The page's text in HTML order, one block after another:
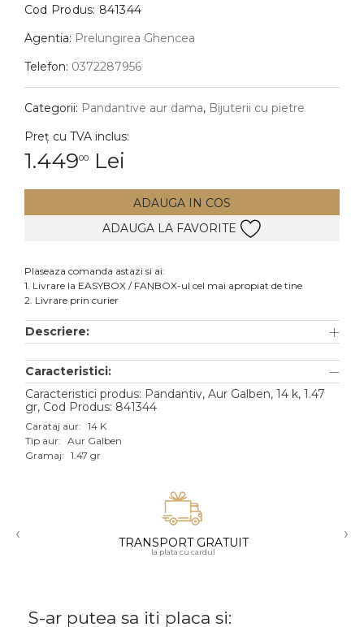
Bratari
Coliere
Lanturi
Pandantive
Inele
Cercei
Bratari
Lanturi
Pandantive
Accesorii
Aur galben
Aur alb
Aur roz
Cod Produs: 841344
Agentia: Prelungirea Ghencea
Telefon: 0372287956
Categorii: Pandantive aur dama, Bijuterii cu pietre
Preț cu TVA inclus:
1.44900 Lei
ADAUGA IN COS
ADAUGA LA FAVORITE
Plaseaza comanda astazi si ai:
1. Livrare la EASYBOX / FANBOX-ul cel mai apropiat de tine
2. Livrare prin curier
Descriere:
Caracteristici:
Caracteristici produs: Pandantiv, Aur Galben, 14 k, 1.47
gr, Cod Produs: 841344
Carataj aur: 14 K
Tip aur: Aur Galben
Gramaj: 1.47 gr
‹ TRANSPORT GRATUIT
la plata cu cardul
›
S-ar putea sa iti placa si: